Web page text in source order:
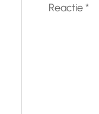
Reactie*